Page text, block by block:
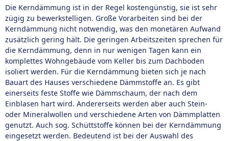
Die Kerndämmung ist in der Regel kostengünstig, sie ist sehr
zügig zu bewerkstelligen. Große Vorarbeiten sind bei der
Kerndämmung nicht notwendig, was den monetären Aufwand
zusätzlich gering hält. Die geringen Arbeitszeiten sprechen für
die Kerndämmung, denn in nur wenigen Tagen kann ein
komplettes Wohngebäude vom Keller bis zum Dachboden
isoliert werden. Für die Kerndämmung bieten sich je nach
Bauart des Hauses verschiedene Dämmstoffe an. Es gibt
einerseits feste Stoffe wie Dämmschaum, der nach dem
Einblasen hart wird. Andererseits werden aber auch Stein-
oder Mineralwollen und verschiedene Arten von Dämmplatten
genutzt. Auch sog. Schüttstoffe können bei der Kerndämmung
eingesetzt werden. Bedeutend ist bei der Auswahl des